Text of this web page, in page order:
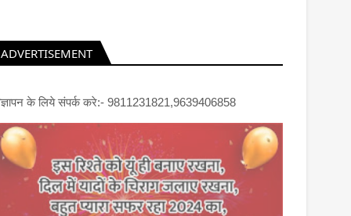
ADVERTISEMENT
के लिये संपर्क करे:- 9811231821,9639406858